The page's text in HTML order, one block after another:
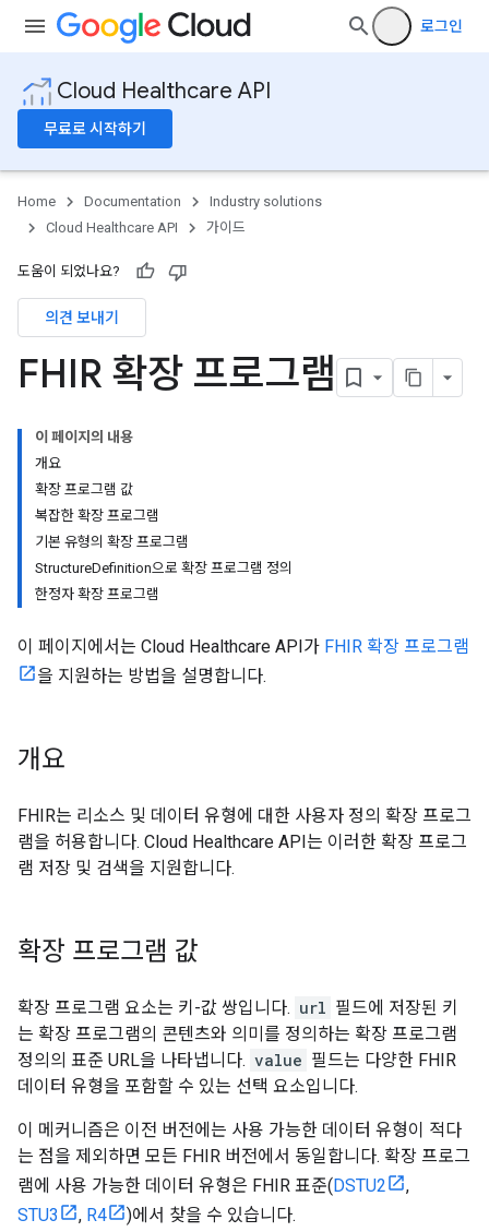
로그인
Cloud Healthcare API
무료로 시작하기
Home Documentation
Industry solutions
Cloud Healthcare API
가이드
도움이 되었나요?
의견 보내기
FHIR 확장 프로그램
이 페이지의 내용
개요
확장 프로그램 값
복잡한 확장 프로그램
기본 유형의 확장 프로그램
StructureDefinition으로 확장 프로그램 정의
한정자 확장 프로그램
이 페이지에서는 Cloud Healthcare API가 FHIR 확장 프로그램
을 지원하는 방법을 설명합니다.
개요
FHIR는 리소스 및 데이터 유형에 대한 사용자 정의 확장 프로그
램을 허용합니다. Cloud Healthcare API는 이러한 확장 프로그
램 저장 및 검색을 지원합니다.
확장 프로그램 값
확장 프로그램 요소는 키-값 쌍입니다. url 필드에 저장된 키
는 확장 프로그램의 콘텐츠와 의미를 정의하는 확장 프로그램
정의의 표준 URL을 나타냅니다. value 필드는 다양한 FHIR
데이터 유형을 포함할 수 있는 선택 요소입니다.
이 메커니즘은 이전 버전에는 사용 가능한 데이터 유형이 적다
는 점을 제외하면 모든 FHIR 버전에서 동일합니다. 확장 프로그
램에 사용 가능한 데이터 유형은 FHIR 표준(DSTU2
,
STU3
, R4 )에서 찾을 수 있습니다.